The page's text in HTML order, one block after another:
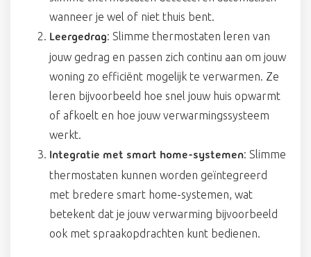
wanneer je wel of niet thuis bent.
Leergedrag: Slimme thermostaten leren van
jouw gedrag en passen zich continu aan om jouw
woning zo efficiënt mogelijk te verwarmen. Ze
leren bijvoorbeeld hoe snel jouw huis opwarmt
of afkoelt en hoe jouw verwarmingssysteem
werkt.
Integratie met smart home-systemen: Slimme
thermostaten kunnen worden geïntegreerd
met bredere smart home-systemen, wat
betekent dat je jouw verwarming bijvoorbeeld
ook met spraakopdrachten kunt bedienen.